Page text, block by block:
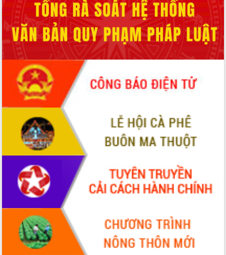
Xã Ea Kar bước chuyển mình trong
công tác cải cách hành chính mô hình
mới
UBND tỉnh họp báo định kỳ tháng 4
năm 2026
Hội thảo khoa học “Giải pháp thúc đẩy
phát triển nền kinh tế xanh tại tỉnh
Đắk Lắk”
Tăng cường giám sát, đôn đốc thực
hiện nhiệm vụ quản lý tài sản công
Tháo gỡ những vướng mắc, đẩy mạnh
công tác cải cách thủ tục hành chính
tại Trung tâm Phục vụ hành chính
công tỉnh
Đắk Lắk: Tôn vinh 46 giải pháp tại Hội
thi Sáng tạo Kỹ thuật 2024 - 2025
Đắk Lắk rà soát, điều chỉnh Đề án 190
về phát triển nuôi trồng thủy sản
Phó Chủ tịch UBND tỉnh Đắk Lắk
Trương Công Thái kiểm tra thực địa
Dự án cao tốc Khánh Hòa - Buôn Ma
Thuột